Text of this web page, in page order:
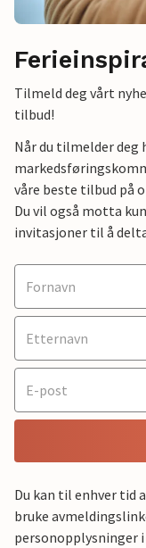
Tilmeld deg vårt
tilbud!
Når du tilmelder deg
våre beste tilbud på
Du vil også motta
invitasjoner til å
Du kan til enhver tid
bruke
personopplysninger